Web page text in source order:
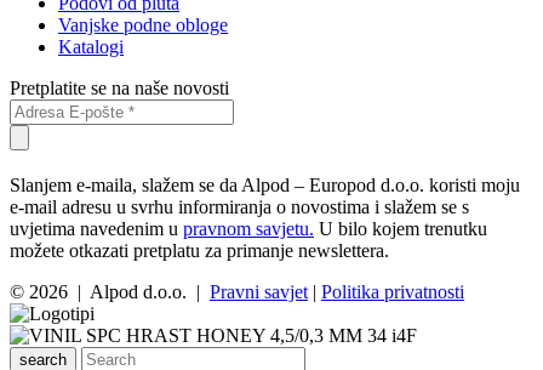
Vanjske podne obloge
Katalogi
Pretplatite se na naše novosti
Slanjem e-maila, slažem se da Alpod – Europod d.o.o. koristi moju
e-mail adresu u svrhu informiranja o novostima i slažem se s
uvjetima navedenim u pravnom savjetu. U bilo kojem trenutku
možete otkazati pretplatu za primanje newslettera.
© 2026 | Alpod d.o.o. | Pravni savjet | Politika privatnosti
search